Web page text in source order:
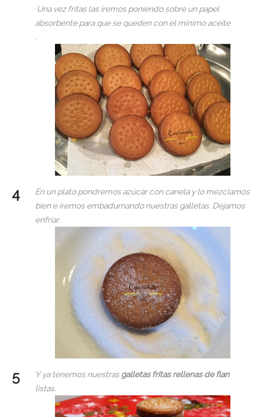
Una vez fritas las iremos poniendo sobre un papel
absorbente para que se queden con el mínimo aceite
.
En un plato pondremos azúcar con canela y lo mezclamos
bien e iremos embadurnando nuestras galletas. Dejamos
enfriar.
Y ya tenemos nuestrasgalletas fritas rellenas de flan
listas.